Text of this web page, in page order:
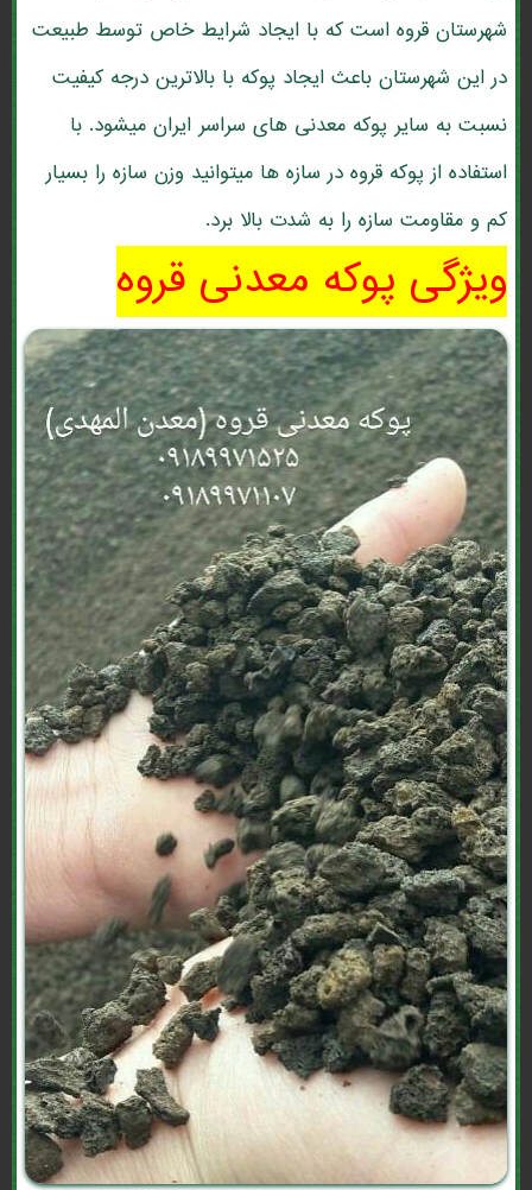
شهرستان قروه است که با ایجاد شرایط خاص توسط طبیعت
در این شهرستان باعث ایجاد پوکه با بالاترین درجه کیفیت
نسبت به سایر پوکه معدنی های سراسر ایران میشود. با
استفاده از پوکه قروه در سازه ها میتوانید وزن سازه را بسیار
کم و مقاومت سازه را به شدت بالا برد.
ویژگی پوکه معدنی قروه